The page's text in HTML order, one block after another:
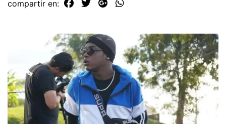
compartir en: